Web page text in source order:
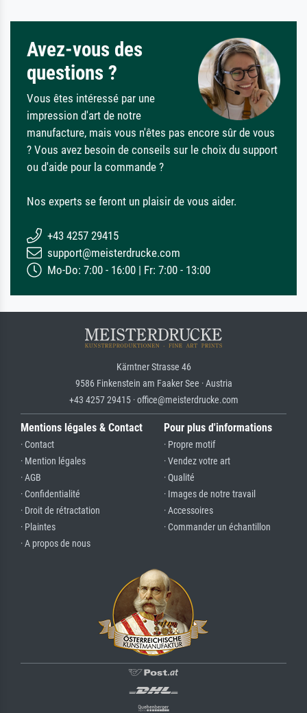
Avez-vous des
questions ?
Vous êtes intéressé par une
impression d'art de notre
manufacture, mais vous n'êtes pas encore sûr de vous
? Vous avez besoin de conseils sur le choix du support
ou d'aide pour la commande ?
Nos experts se feront un plaisir de vous aider.
+43 4257 29415
support@meisterdrucke.com
Mo-Do: 7:00 - 16:00 | Fr: 7:00 - 13:00
Kärntner Strasse 46
9586 Finkenstein am Faaker See · Austria
+43 4257 29415 · office@meisterdrucke.com
Mentions légales & Contact
· Contact
· Mention légales
· AGB
· Confidentialité
· Droit de rétractation
· Plaintes
· A propos de nous
Pour plus d'informations
· Propre motif
· Vendez votre art
· Qualité
· Images de notre travail
· Accessoires
· Commander un échantillon